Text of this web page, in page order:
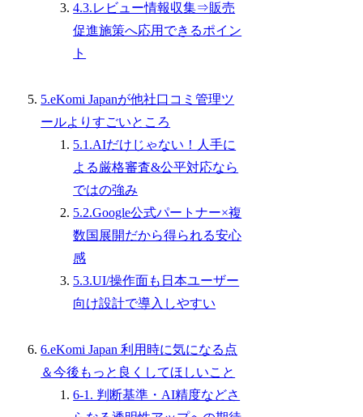
4.3.レビュー情報収集⇒販売
促進施策へ応用できるポイン
ト
5.eKomi Japanが他社口コミ管理ツ
ールよりすごいところ
5.1.AIだけじゃない！人手に
よる厳格審査&公平対応なら
ではの強み
5.2.Google公式パートナー×複
数国展開だから得られる安心
感
5.3.UI/操作面も日本ユーザー
向け設計で導入しやすい
6.eKomi Japan 利用時に気になる点
＆今後もっと良くしてほしいこと
6-1. 判断基準・AI精度などさ